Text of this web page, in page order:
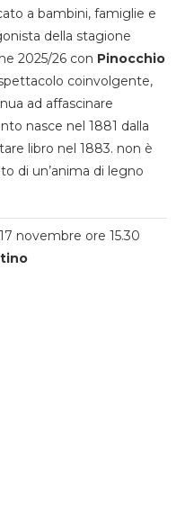
a bambini, famiglie e
della stagione
2025/26 con Pinocchio
coinvolgente,
ad affascinare
nasce nel 1881 dalla
libro nel 1883. non è
di un’anima di legno
novembre ore 15.30